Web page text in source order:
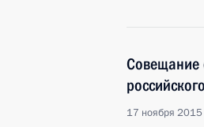
Совещание
17 ноября